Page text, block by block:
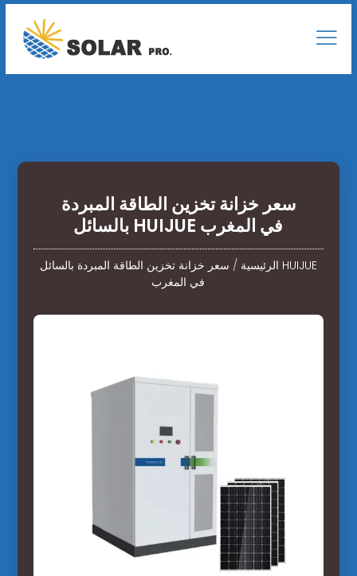
سعر خزانة تخزين الطاقة المبردة
بالسائل HUIJUE في المغرب
الرئيسية / سعر خزانة تخزين الطاقة المبردة بالسائل HUIJUE
في المغرب